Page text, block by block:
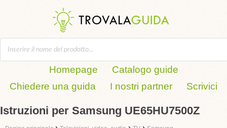
Homepage
Catalogo guide
Chiedere una guida
I nostri partner Scrivici
Istruzioni per Samsung UE65HU7500Z